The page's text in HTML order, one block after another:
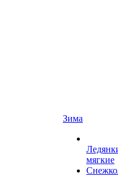
Зима
мягкие